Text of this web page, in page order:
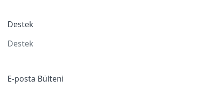
Destek
Destek
E-posta Bülteni